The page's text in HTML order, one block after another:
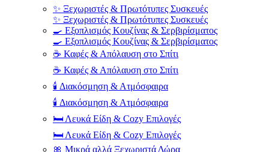
✨ Ξεχωριστές & Πρωτότυπες Συσκευές
✨ Ξεχωριστές & Πρωτότυπες Συσκευές
🍳 Εξοπλισμός Κουζίνας & Σερβιρίσματος
🍳 Εξοπλισμός Κουζίνας & Σερβιρίσματος
☕ Καφές & Απόλαυση στο Σπίτι
☕ Καφές & Απόλαυση στο Σπίτι
🕯️ Διακόσμηση & Ατμόσφαιρα
🕯️ Διακόσμηση & Ατμόσφαιρα
🛏️ Λευκά Είδη & Cozy Επιλογές
🛏️ Λευκά Είδη & Cozy Επιλογές
🎀 Μικρά αλλά Ξεχωριστά Δώρα